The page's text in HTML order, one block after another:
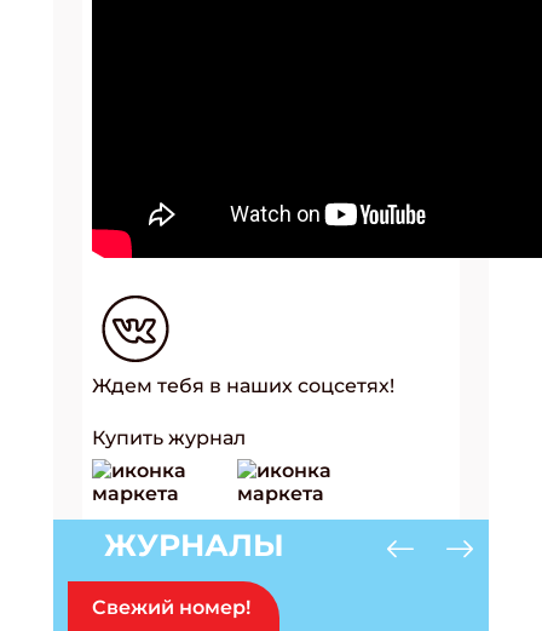
Ждем тебя в наших соцсетях!
Купить журнал
ЖУРНАЛЫ
Свежий номер!